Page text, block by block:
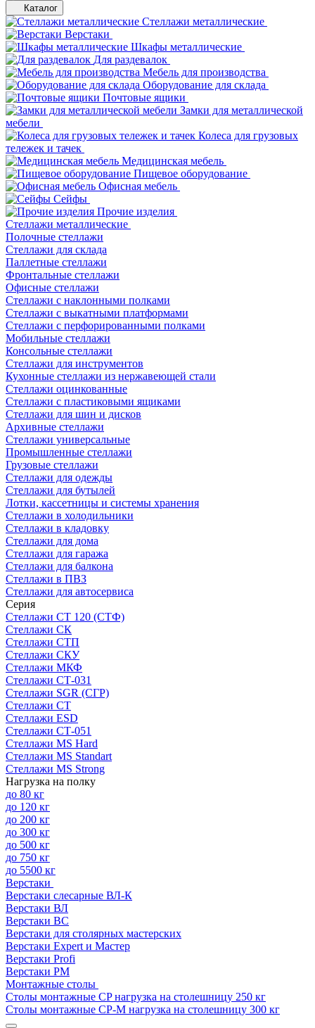
Каталог
Стеллажи металлические
Верстаки
Шкафы металлические
Для раздевалок
Мебель для производства
Оборудование для склада
Почтовые ящики
Замки для металлической
мебели
Колеса для грузовых
тележек и тачек
Медицинская мебель
Пищевое оборудование
Офисная мебель
Сейфы
Прочие изделия
Стеллажи металлические
Полочные стеллажи
Стеллажи для склада
Паллетные стеллажи
Фронтальные стеллажи
Офисные стеллажи
Стеллажи с наклонными полками
Стеллажи с выкатными платформами
Стеллажи с перфорированными полками
Мобильные стеллажи
Консольные стеллажи
Стеллажи для инструментов
Кухонные стеллажи из нержавеющей стали
Стеллажи оцинкованные
Стеллажи с пластиковыми ящиками
Стеллажи для шин и дисков
Архивные стеллажи
Стеллажи универсальные
Промышленные стеллажи
Грузовые стеллажи
Стеллажи для одежды
Стеллажи для бутылей
Лотки, кассетницы и системы хранения
Стеллажи в холодильники
Стеллажи в кладовку
Стеллажи для дома
Стеллажи для гаража
Стеллажи для балкона
Стеллажи в ПВЗ
Стеллажи для автосервиса
Серия
Стеллажи СТ 120 (СТФ)
Стеллажи СК
Стеллажи СТП
Стеллажи СКУ
Стеллажи МКФ
Стеллажи СТ-031
Стеллажи SGR (СГР)
Стеллажи СТ
Стеллажи ESD
Стеллажи СТ-051
Стеллажи MS Hard
Стеллажи MS Standart
Стеллажи MS Strong
Нагрузка на полку
до 80 кг
до 120 кг
до 200 кг
до 300 кг
до 500 кг
до 750 кг
до 5500 кг
Верстаки
Верстаки слесарные ВЛ-К
Верстаки ВЛ
Верстаки ВС
Верстаки для столярных мастерских
Верстаки Expert и Мастер
Верстаки Profi
Верстаки РМ
Монтажные столы
Столы монтажные СP нагрузка на столешницу 250 кг
Столы монтажные СР-М нагрузка на столешницу 300 кг